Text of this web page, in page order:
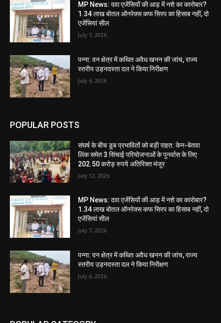
MP News: दवा एजेंसियों की आड़ में नशे का कारोबार?
1.34 लाख बोतल ऑनरेक्स कफ सिरप का हिसाब नहीं, दो
एजेंसियां सील
July 7, 2026
पन्ना: वन क्षेत्र में कथित अवैध खनन की जांच, राज्य
स्तरीय उड़नदस्ता दल ने किया निरीक्षण
July 6, 2026
POPULAR POSTS
संघर्ष के बीच डूब प्रभावितों को बड़ी राहत: केन-बेतवा
लिंक समेत 3 सिंचाई परियोजनाओं के पुनर्वास के लिए
202.50 करोड़ रुपये अतिरिक्त मंजूर
July 12, 2026
MP News: दवा एजेंसियों की आड़ में नशे का कारोबार?
1.34 लाख बोतल ऑनरेक्स कफ सिरप का हिसाब नहीं, दो
एजेंसियां सील
July 7, 2026
पन्ना: वन क्षेत्र में कथित अवैध खनन की जांच, राज्य
स्तरीय उड़नदस्ता दल ने किया निरीक्षण
July 6, 2026